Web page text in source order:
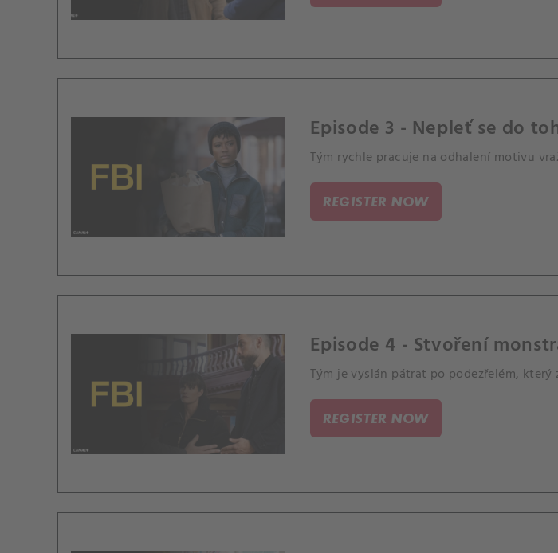
Episode 3 - Nepleť se do
Tým rychle pracuje na odhalení motivu
REGISTER NOW
Episode 4 - Stvoření
Tým je vyslán pátrat po podezřelém,
REGISTER NOW